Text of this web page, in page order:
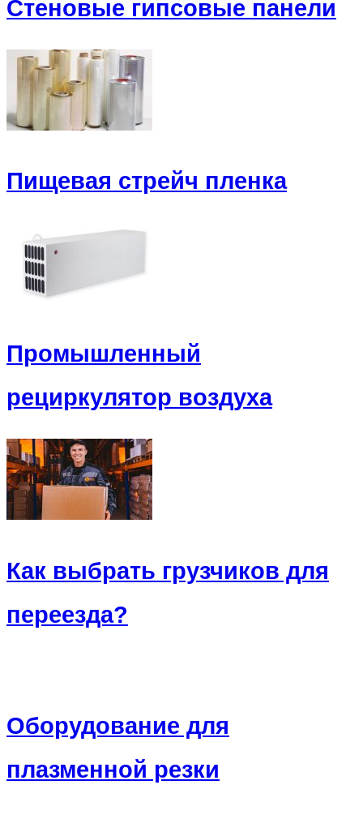
Стеновые гипсовые панели
Пищевая стрейч пленка
Промышленный
рециркулятор воздуха
Как выбрать грузчиков для
переезда?
Оборудование для
плазменной резки